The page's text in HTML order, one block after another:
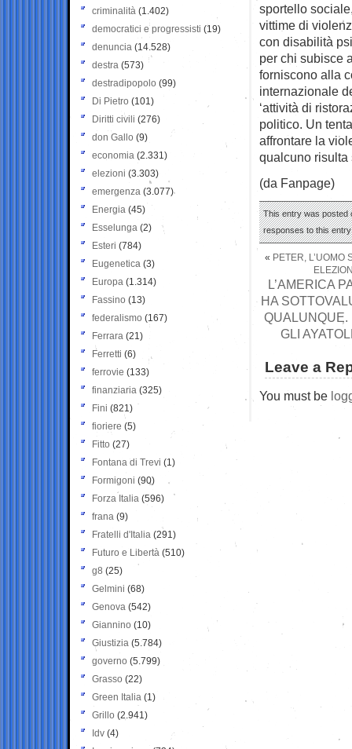
sportello
vittime di
con disabilità
per chi subisce
forniscono alla
internazionale
‘attività di
politico. Un
affrontare la
qualcuno risulta
(da Fanpage)
This entry was posted
responses to this
« PETER, L’UOMO
L’AMERICA
HA
QUALUNQUE.
GLI
Leave a
You must be
criminalità (1.402)
democratici e progressisti (19)
denuncia (14.528)
destra (573)
destradipopolo (99)
Di Pietro (101)
Diritti civili (276)
don Gallo (9)
economia (2.331)
elezioni (3.303)
emergenza (3.077)
Energia (45)
Esselunga (2)
Esteri (784)
Eugenetica (3)
Europa (1.314)
Fassino (13)
federalismo (167)
Ferrara (21)
Ferretti (6)
ferrovie (133)
finanziaria (325)
Fini (821)
fioriere (5)
Fitto (27)
Fontana di Trevi (1)
Formigoni (90)
Forza Italia (596)
frana (9)
Fratelli d'Italia (291)
Futuro e Libertà (510)
g8 (25)
Gelmini (68)
Genova (542)
Giannino (10)
Giustizia (5.784)
governo (5.799)
Grasso (22)
Green Italia (1)
Grillo (2.941)
Idv (4)